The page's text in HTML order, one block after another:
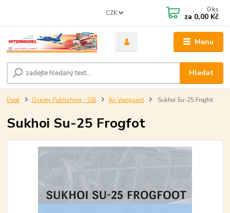
Menu
CZK
Hledat
0 ks
za 0,00 Kč
Úvod Osprey Publishing - GB Air Vanguard Sukhoi Su-25 Frogfot
Sukhoi Su-25 Frogfot